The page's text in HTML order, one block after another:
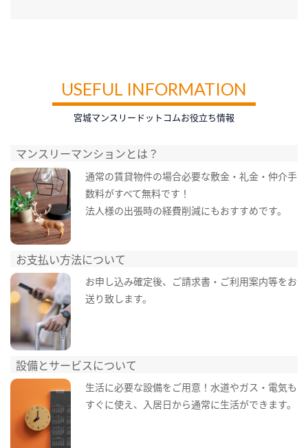
USEFUL INFORMATION
宮城マンスリードットコムお役立ち情報
マンスリーマンションとは？
通常の賃貸物件の場合必要な敷金・礼金・仲介手
数料がすべて無料です！
法人様の出張時の経費削減にもおすすめです。
お支払い方法について
お申し込み確定後、ご請求書・ご利用案内等をお
送り致します。
設備とサービスについて
生活に必要な設備をご用意！水道やガス・電気も
すぐに使え、入居日から通常に生活ができます。